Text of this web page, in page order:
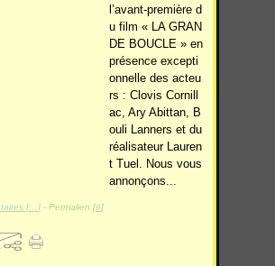
l’avant-première d
u film « LA GRAN
DE BOUCLE » en
présence excepti
onnelle des acteu
rs : Clovis Cornill
ac, Ary Abittan, B
ouli Lanners et du
réalisateur Lauren
t Tuel. Nous vous
annonçons...
[… ] - Permalien [#]